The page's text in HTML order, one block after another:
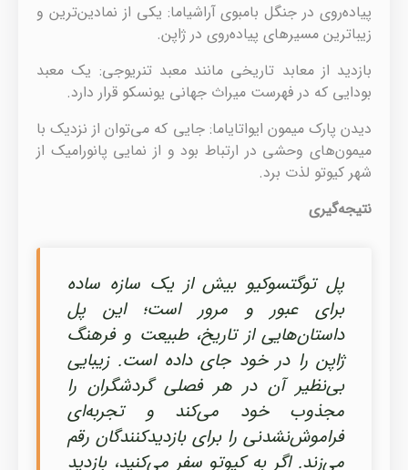
پیاده‌روی در جنگل بامبوی آراشیاما: یکی از نمادین‌ترین و
زیباترین مسیرهای پیاده‌روی در ژاپن.
بازدید از معابد تاریخی مانند معبد تنریوجی: یک معبد
بودایی که در فهرست میراث جهانی یونسکو قرار دارد.
دیدن پارک میمون ایواتایاما: جایی که می‌توان از نزدیک با
میمون‌های وحشی در ارتباط بود و از نمایی پانورامیک از
شهر کیوتو لذت برد.
نتیجه‌گیری
پل توگتسوکیو بیش از یک سازه ساده
برای عبور و مرور است؛ این پل
داستان‌هایی از تاریخ، طبیعت و فرهنگ
ژاپن را در خود جای داده است. زیبایی
بی‌نظیر آن در هر فصلی گردشگران را
مجذوب خود می‌کند و تجربه‌ای
فراموش‌نشدنی را برای بازدیدکنندگان رقم
می‌زند. اگر به کیوتو سفر می‌کنید، بازدید